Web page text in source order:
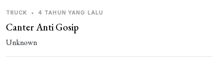
TRUCK • 4 TAHUN YANG LALU
Canter Anti Gosip
Unknown